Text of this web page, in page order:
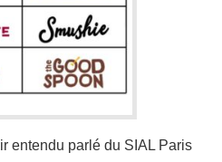
entendu parlé du SIAL Paris